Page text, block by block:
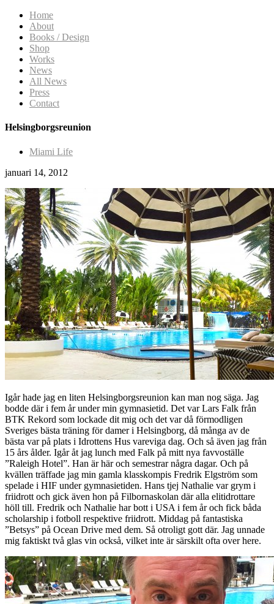
Home
About
Books / Design
Shop
Works
News
All News
Press
Contact
Helsingborgsreunion
Miami Life
januari 14, 2012
Igår hade jag en liten Helsingborgsreunion kan man nog säga. Jag
bodde där i fem år under min gymnasietid. Det var Lars Falk från
BTK Rekord som lockade dit mig och det var då förmodligen
Sveriges bästa träning för damer i Helsingborg, då många av de
bästa var på plats i Idrottens Hus vareviga dag. Och så även jag från
15 års ålder. Igår åt jag lunch med Falk på mitt nya favvoställe
”Raleigh Hotel”. Han är här och semestrar några dagar. Och på
kvällen träffade jag min gamla klasskompis Fredrik Elgström som
spelade i HIF under gymnasietiden. Hans tjej Nathalie var grym i
friidrott och gick även hon på Filbornaskolan där alla elitidrottare
höll till. Fredrik och Nathalie har bott i USA i fem år och fick båda
scholarship i fotboll respektive friidrott. Middag på fantastiska
”Betsys” på Ocean Drive med dem. Så otroligt gott där. Jag unnade
mig faktiskt två glas vin också, vilket inte är särskilt ofta over here.